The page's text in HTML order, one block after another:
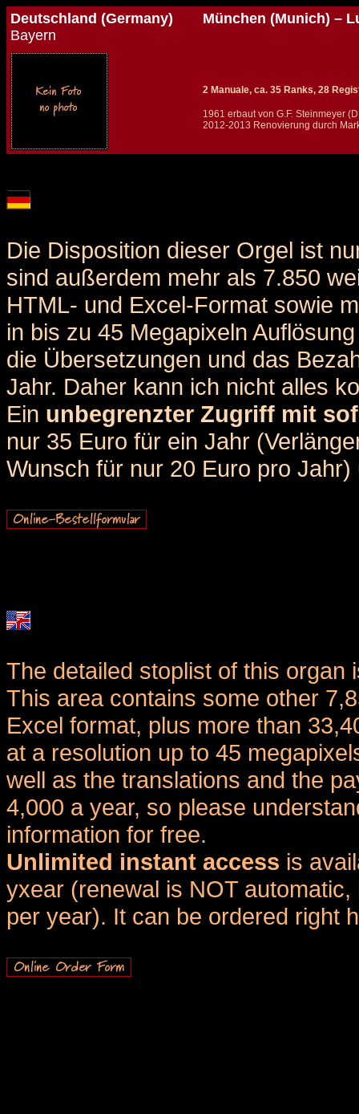
Deutschland (Germany)
Bayern
München (Munich) –
2 Manuale, ca. 35 Ranks, 28
1961 erbaut von G.F. Steinmeyer
2012-2013 Renovierung durch
Die Disposition dieser Orgel ist
sind außerdem mehr als 7.850
HTML- und Excel-Format sowie
in bis zu 45 Megapixeln
die Übersetzungen und das
Jahr. Daher kann ich nicht alles
Ein unbegrenzter Zugriff mit
nur 35 Euro für ein Jahr
Wunsch für nur 20 Euro pro
The detailed stoplist of this
This area contains some other
Excel format, plus more than
at a resolution up to 45
well as the translations and the
4,000 a year, so please
information for free.
Unlimited instant access is
yxear (renewal is NOT
per year). It can be ordered right